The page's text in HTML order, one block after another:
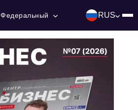
Федеральный RUS